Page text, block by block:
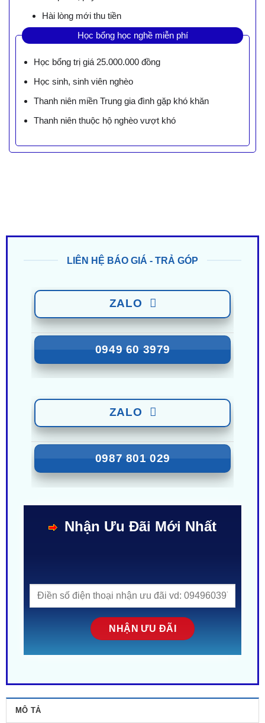
Hài lòng mới thu tiền
Học bổng học nghề miễn phí
Học bổng trị giá 25.000.000 đồng
Học sinh, sinh viên nghèo
Thanh niên miền Trung gia đình gặp khó khăn
Thanh niên thuộc hộ nghèo vượt khó
LIÊN HỆ BÁO GIÁ - TRẢ GÓP
ZALO
0949 60 3979
ZALO
0987 801 029